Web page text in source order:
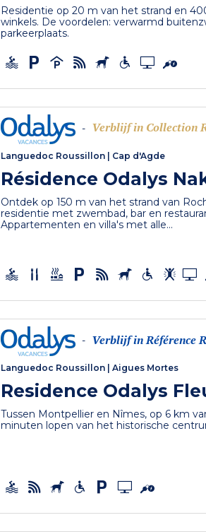
Residentie op 20 m van het strand en
winkels. De voordelen: verwarmd
parkeerplaats.
- Verblijf in Collection
Languedoc Roussillon Cap d'Agde
Résidence Odalys
Ontdek op 150 m van het strand van
residentie met zwembad, bar en
Appartementen en villa's met alle...
- Verblijf in Référence
Languedoc Roussillon |Aigues Mortes
Residence Odalys
Tussen Montpellier en Nîmes, op 6 km
minuten lopen van het historische